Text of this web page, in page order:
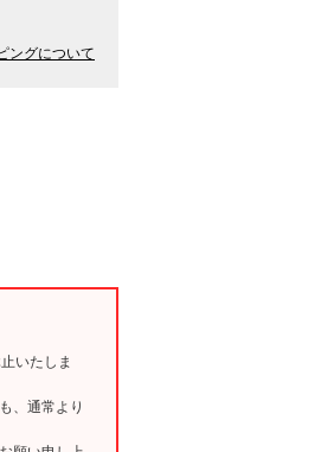
ングについて
いたしま
、通常より